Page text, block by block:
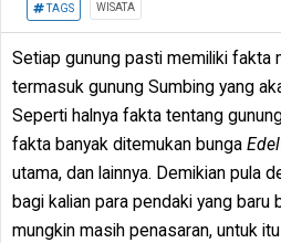
TAGS WISATA
Setiap gunung pasti memiliki fakta
termasuk gunung Sumbing yang
Seperti halnya fakta tentang
fakta banyak ditemukan bunga
utama, dan lainnya. Demikian pula
bagi kalian para pendaki yang baru
mungkin masih penasaran, untuk